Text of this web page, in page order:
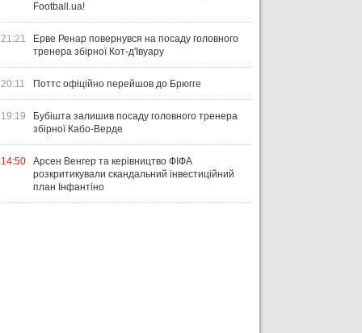
Football.ua!
21:21
Ерве Ренар повернувся на посаду головного
тренера збірної Кот-д'Івуару
20:11 Поттс офіційно перейшов до Брюгге
19:19
Бубішта залишив посаду головного тренера
збірної Кабо-Верде
14:50
Арсен Венгер та керівництво ФІФА
розкритикували скандальний інвестиційний
план Інфантіно